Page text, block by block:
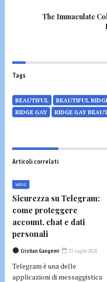
The Immaculate
Tags
BEAUTIFUL BEAUTIFUL
RIDGE GAY
RIDGE GAY
Articoli correlati
VARIE
Sicurezza su Telegram:
come proteggere
account, chat e dati
personali
Cristian Gangemi 25 Luglio 2026
Telegram è una delle
applicazioni di messaggistica